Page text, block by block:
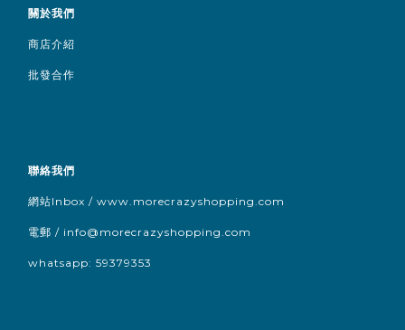
關於我們
商店介紹
批發合作
聯絡我們
網站Inbox / www.morecrazyshopping.com
電郵 / info@morecrazyshopping.com
whatsapp: 59379353